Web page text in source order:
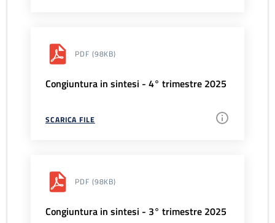
PDF (98KB)
Congiuntura in sintesi - 4° trimestre 2025
SCARICA FILE
PDF (98KB)
Congiuntura in sintesi - 3° trimestre 2025